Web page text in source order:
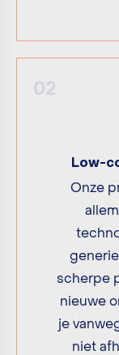
02
Low-
Onze
scherpe
nieuwe
je
niet